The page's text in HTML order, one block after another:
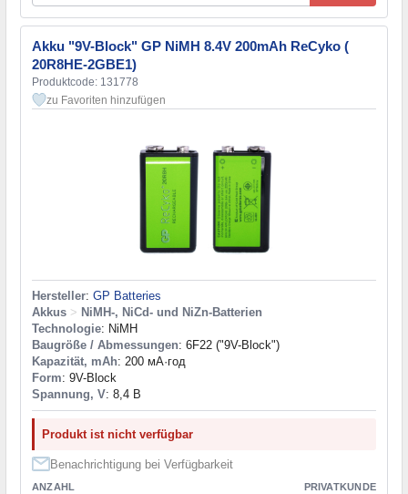
Akku "9V-Block" GP NiMH 8.4V 200mAh ReCyko (
20R8HE-2GBE1)
Produktcode: 131778
zu Favoriten hinzufügen
Hersteller: GP Batteries
Akkus > NiMH-, NiCd- und NiZn-Batterien
Technologie: NiMH
Baugröße / Abmessungen: 6F22 ("9V-Block")
Kapazität, mAh: 200 мА·год
Form: 9V-Block
Spannung, V: 8,4 В
Produkt ist nicht verfügbar
Benachrichtigung bei Verfügbarkeit
ANZAHL PRIVATKUNDE